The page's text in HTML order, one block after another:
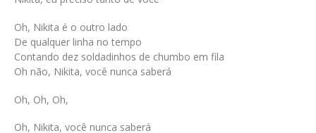
Oh, Nikita é o outro lado
De qualquer linha no tempo
Contando dez soldadinhos de chumbo em fila
Oh não, Nikita, você nunca saberá
Oh, Oh, Oh,
Oh, Nikita, você nunca saberá